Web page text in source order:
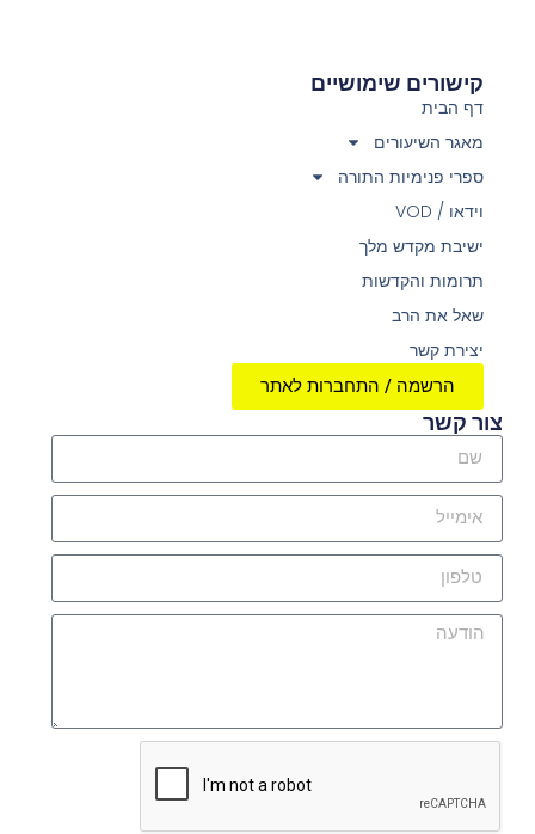
קישורים שימושיים
דף הבית
מאגר השיעורים
ספרי פנימיות התורה
וידאו / VOD
ישיבת מקדש מלך
תרומות והקדשות
שאל את הרב
יצירת קשר
הרשמה / התחברות לאתר
צור קשר